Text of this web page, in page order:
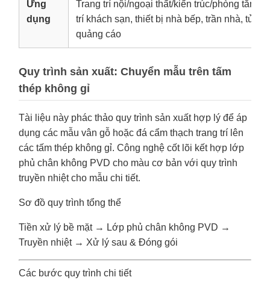
Ứng
dụng
Trang trí nội/ngoại thất/kiến trúc/phòng tắm,
trí khách sạn, thiết bị nhà bếp, trần nhà, tủ,
quảng cáo
Quy trình sản xuất: Chuyển mẫu trên tấm
thép không gỉ
Tài liệu này phác thảo quy trình sản xuất hợp lý để áp
dụng các mẫu vân gỗ hoặc đá cẩm thạch trang trí lên
các tấm thép không gỉ. Công nghệ cốt lõi kết hợp lớp
phủ chân không PVD cho màu cơ bản với quy trình
truyền nhiệt cho mẫu chi tiết.
Sơ đồ quy trình tổng thể
Tiền xử lý bề mặt → Lớp phủ chân không PVD →
Truyền nhiệt → Xử lý sau & Đóng gói
Các bước quy trình chi tiết